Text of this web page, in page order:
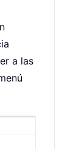
a las